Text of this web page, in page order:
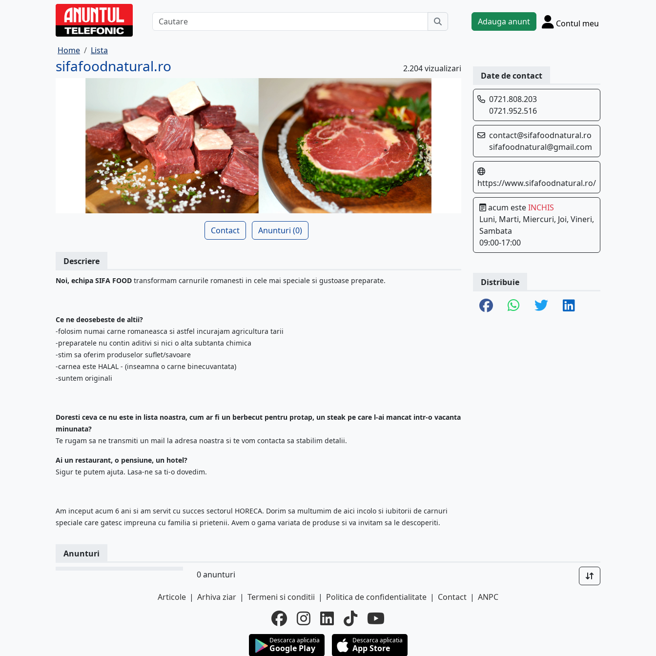
Adauga anunt Contul meu
Home Lista
sifafoodnatural.ro 2.204 vizualizari
Contact Anunturi (0)
Descriere
Noi, echipa SIFA FOOD transformam carnurile romanesti in cele mai speciale si gustoase preparate.
Ce ne deosebeste de altii?
-folosim numai carne romaneasca si astfel incurajam agricultura tarii
-preparatele nu contin aditivi si nici o alta subtanta chimica
-stim sa oferim produselor suflet/savoare
-carnea este HALAL - (inseamna o carne binecuvantata)
-suntem originali
Doresti ceva ce nu este in lista noastra, cum ar fi un berbecut pentru protap, un steak pe care l-ai mancat intr-o vacanta
minunata?
Te rugam sa ne transmiti un mail la adresa noastra si te vom contacta sa stabilim detalii.
Ai un restaurant, o pensiune, un hotel?
Sigur te putem ajuta. Lasa-ne sa ti-o dovedim.
Am inceput acum 6 ani si am servit cu succes sectorul HORECA. Dorim sa multumim de aici incolo si iubitorii de carnuri
speciale care gatesc impreuna cu familia si prietenii. Avem o gama variata de produse si va invitam sa le descoperiti.
Date de contact
0721.808.203
0721.952.516
contact@sifafoodnatural.ro
sifafoodnatural@gmail.com
https://www.sifafoodnatural.ro/
acum esteINCHIS
Luni, Marti, Miercuri, Joi, Vineri,
Sambata
09:00-17:00
Distribuie
Anunturi
0 anunturi
Articole | Arhiva ziar | Termeni si conditii | Politica de confidentialitate | Contact | ANPC
Descarca aplicatia
Google Play
Descarca aplicatia
App Store